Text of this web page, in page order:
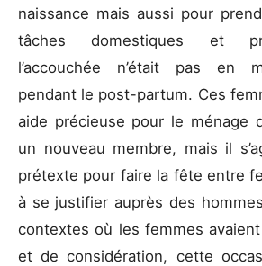
naissance mais aussi pour
tâches domestiques et
l’accouchée n’était pas en
pendant le post-partum. Ces
aide précieuse pour le ménage
un nouveau membre, mais il
prétexte pour faire la fête entre
à se justifier auprès des
contextes où les femmes avaient
et de considération, cette